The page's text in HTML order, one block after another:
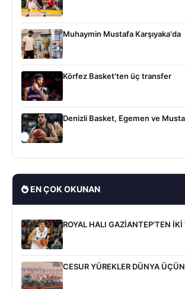
Muhaymin Mustafa Karşıyaka'da
Körfez Basket'ten üç transfer
Denizli Basket, Egemen ve
EN ÇOK OKUNAN
ROYAL HALI GAZİANTEP'TEN İKİ
CESUR YÜREKLER DÜNYA